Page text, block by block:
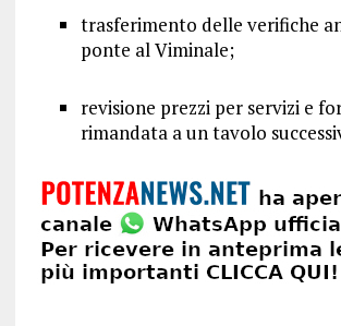
trasferimento delle verifiche
ponte al Viminale;
revisione prezzi per servizi e
rimandata a un tavolo